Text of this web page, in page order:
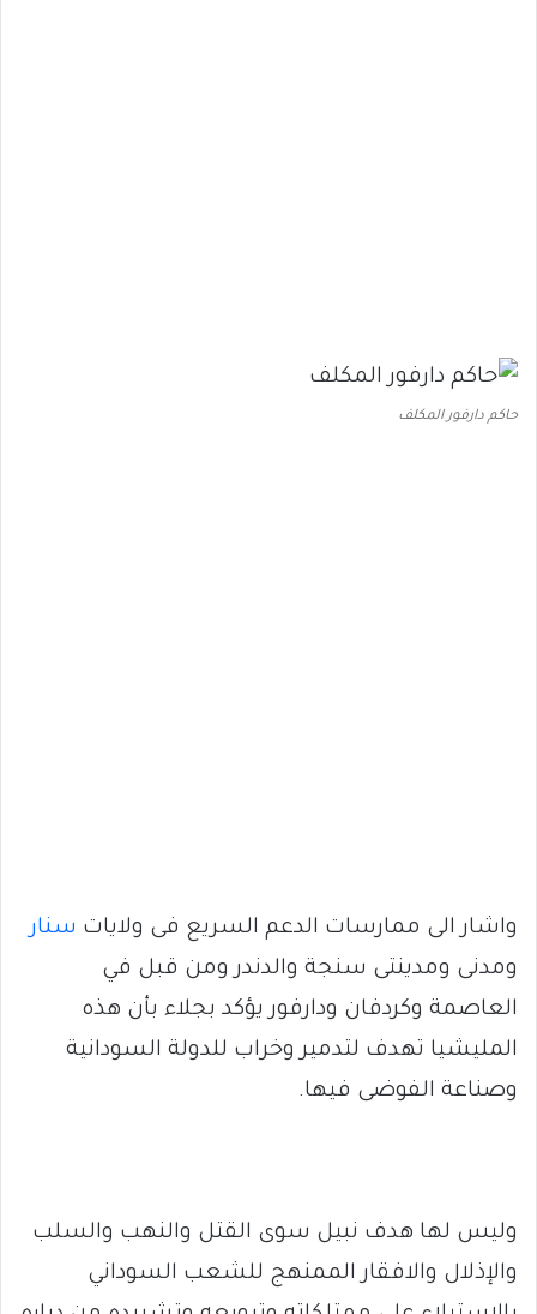
حاكم دارفور المكلف
واشار الى ممارسات الدعم السريع فى ولايات سنار
ومدنى ومدينتى سنجة والدندر ومن قبل في
العاصمة وكردفان ودارفور يؤكد بجلاء بأن هذه
المليشيا تهدف لتدمير وخراب للدولة السودانية
وصناعة الفوضى فيها.
وليس لها هدف نبيل سوى القتل والنهب والسلب
والإذلال والافقار الممنهج للشعب السوداني